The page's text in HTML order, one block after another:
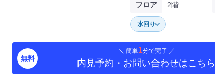
フロア 2階
水回り
無料
＼ 簡単1分で完了 ／
内見予約・お問い合わせはこちら